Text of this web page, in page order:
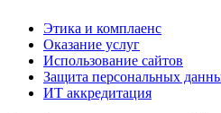
Этика и комплаенс
Оказание услуг
Использование сайтов
Защита персональных
ИТ аккредитация